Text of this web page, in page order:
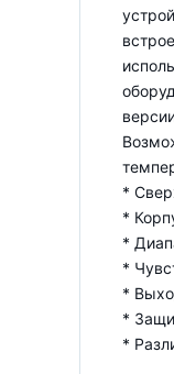
*
*
*
*
*
*
*